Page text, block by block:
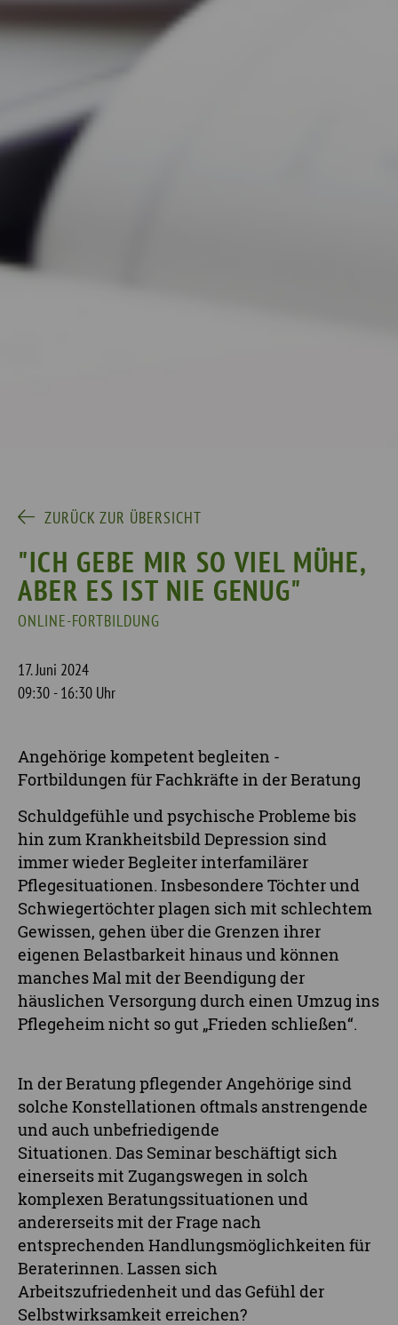
ZURÜCK ZUR ÜBERSICHT
"ICH GEBE MIR SO VIEL MÜHE,
ABER ES IST NIE GENUG"
ONLINE-FORTBILDUNG
17. Juni 2024
09:30 - 16:30 Uhr
Angehörige kompetent begleiten -
Fortbildungen für Fachkräfte in der Beratung
Schuldgefühle und psychische Probleme bis
hin zum Krankheitsbild Depression sind
immer wieder Begleiter interfamilärer
Pflegesituationen. Insbesondere Töchter und
Schwiegertöchter plagen sich mit schlechtem
Gewissen, gehen über die Grenzen ihrer
eigenen Belastbarkeit hinaus und können
manches Mal mit der Beendigung der
häuslichen Versorgung durch einen Umzug ins
Pflegeheim nicht so gut „Frieden schließen“.
In der Beratung pflegender Angehörige sind
solche Konstellationen oftmals anstrengende
und auch unbefriedigende
Situationen. Das Seminar beschäftigt sich
einerseits mit Zugangswegen in solch
komplexen Beratungssituationen und
andererseits mit der Frage nach
entsprechenden Handlungsmöglichkeiten für
Beraterinnen. Lassen sich
Arbeitszufriedenheit und das Gefühl der
Selbstwirksamkeit erreichen?